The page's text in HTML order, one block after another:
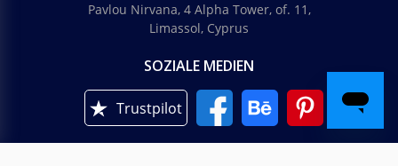
Pavlou Nirvana, 4 Alpha Tower, of. 11,
Limassol, Cyprus
SOZIALE MEDIEN
Trustpilot